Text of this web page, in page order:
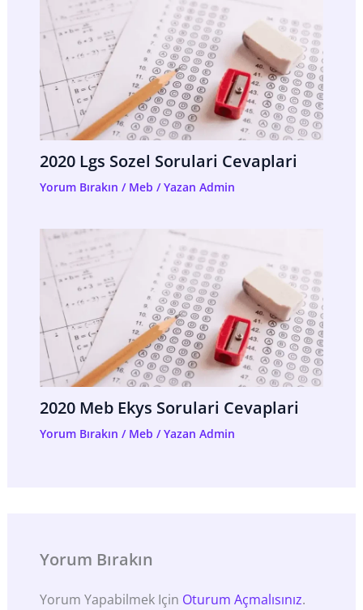
2020 Lgs Sozel Sorulari Cevaplari
Yorum Bırakın / Meb / Yazan Admin
2020 Meb Ekys Sorulari Cevaplari
Yorum Bırakın / Meb / Yazan Admin
Yorum Bırakın
Yorum Yapabilmek Için Oturum Açmalısınız.